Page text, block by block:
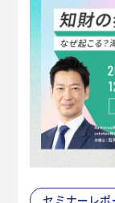
セミナーレポ